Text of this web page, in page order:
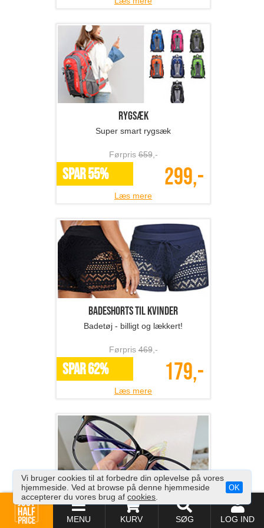
MENU KURV SØG LOG IND
Rygsæk
Super smart rygsæk
Førpris659,-
SPAR 55% 299,-
Læs mere
Badeshorts til kvinder
Badetøj - billigt og lækkert!
Førpris469,-
SPAR 62% 179,-
Læs mere
Blue light-brille
Billige anti blå lys briller!
Vi bruger cookies til at forbedre din oplevelse på vores
hjemmeside. Ved at browse på denne hjemmeside
accepterer du vores brug afcookies
OK